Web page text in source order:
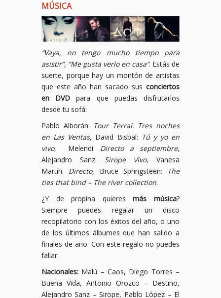
MÚSICA
“Vaya, no tengo mucho tiempo para
asistir”, “Me gusta verlo en casa”. Estás de
suerte, porque hay un montón de artistas
que este año han sacado sus conciertos
en DVD para que puedas disfrutarlos
desde tu sofá:
Pablo Alborán: Tour Terral. Tres noches
en Las Ventas, David Bisbal: Tú y yo en
vivo, Melendi: Directo a septiembre,
Alejandro Sanz: Sirope Vivo, Vanesa
Martín: Directo, Bruce Springsteen:
The
ties that bind – The river collection.
¿Y de propina quieresmás música?
Siempre puedes regalar un disco
recopilatorio con los éxitos del año, o uno
de los últimos álbumes que han salido a
finales de año. Con este regalo no puedes
fallar:
Nacionales: Malú – Caos, Diego Torres –
Buena Vida, Antonio Orozco – Destino,
Alejandro Sanz – Sirope, Pablo López – El